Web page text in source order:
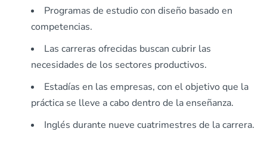
Programas de estudio con diseño basado en
competencias.
Las carreras ofrecidas buscan cubrir las
necesidades de los sectores productivos.
Estadías en las empresas, con el objetivo que la
práctica se lleve a cabo dentro de la enseñanza.
Inglés durante nueve cuatrimestres de la carrera.